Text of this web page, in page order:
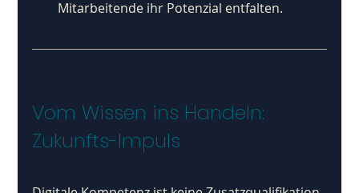
Mitarbeitende ihr Potenzial entfalten.
Vom Wissen ins Handeln:
Zukunfts-Impuls